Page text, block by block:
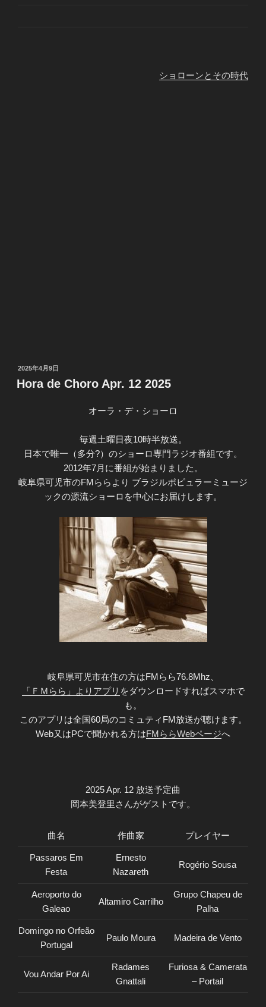
ショローンとその時代
投
稿
日:
2025年4月9日
Hora de Choro Apr. 12 2025
オーラ・デ・ショーロ
毎週土曜日夜10時半放送。
日本で唯一（多分?）のショーロ専門ラジオ番組です。
2012年7月に番組が始まりました。
岐阜県可児市のFMららより ブラジルポピュラーミュージ
ックの源流ショーロを中心にお届けします。
岐阜県可児市在住の方はFMらら76.8Mhz、
「ＦＭらら」よりアプリ をダウンロードすればスマホで
も。
このアプリは全国60局のコミュティFM放送が聴けます。
Web又はPCで聞かれる方はFMららWebページへ
2025 Apr. 12 放送予定曲
岡本美登里さんがゲストです。
曲名 作曲家 プレイヤー
Passaros Em
Festa
Ernesto
Nazareth
Rogério Sousa
Aeroporto do
Galeao
Altamiro Carrilho
Grupo Chapeu de
Palha
Domingo no Orfeão
Portugal
Paulo Moura Madeira de Vento
Vou Andar Por Ai
Radames
Gnattali
Furiosa & Camerata
– Portail